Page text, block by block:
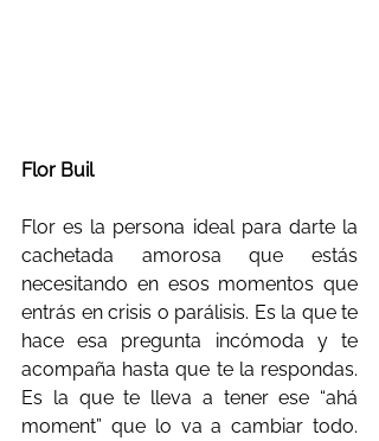
Flor Buil
Flor es la persona ideal para darte la
cachetada amorosa que estás
necesitando en esos momentos que
entrás en crisis o parálisis. Es la que te
hace esa pregunta incómoda y te
acompaña hasta que te la respondas.
Es la que te lleva a tener ese “ahá
moment” que lo va a cambiar todo.